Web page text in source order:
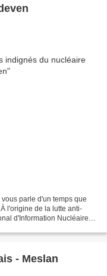
parle d'un temps que
l'origine de la lutte anti-
d'Information Nucléaire)
- Meslan